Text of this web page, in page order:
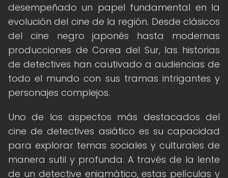
desempeñado un papel fundamental en la
evolución del cine de la región. Desde clásicos
del cine negro japonés hasta modernas
producciones de Corea del Sur, las historias
de detectives han cautivado a audiencias de
todo el mundo con sus tramas intrigantes y
personajes complejos.
Uno de los aspectos más destacados del
cine de detectives asiático es su capacidad
para explorar temas sociales y culturales de
manera sutil y profunda. A través de la lente
de un detective enigmático, estas películas y